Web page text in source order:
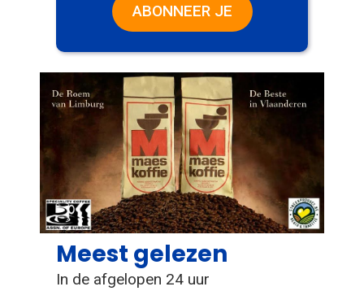
ABONNEER JE
Meest gelezen
In de afgelopen 24 uur